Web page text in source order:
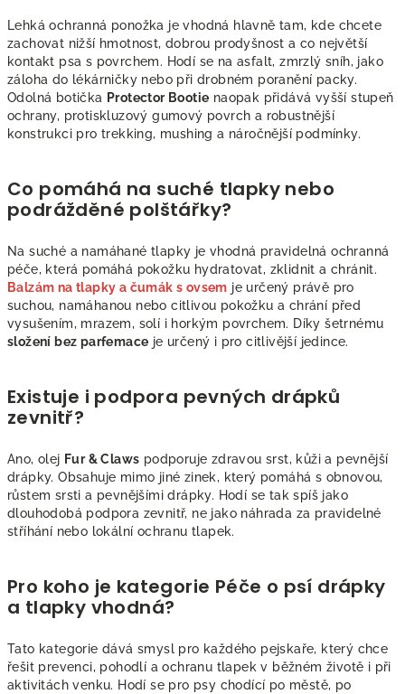
Lehká ochranná ponožka je vhodná hlavně tam, kde chcete
zachovat nižší hmotnost, dobrou prodyšnost a co největší
kontakt psa s povrchem. Hodí se na asfalt, zmrzlý sníh, jako
záloha do lékárničky nebo při drobném poranění packy.
Odolná botička Protector Bootie naopak přidává vyšší stupeň
ochrany, protiskluzový gumový povrch a robustnější
konstrukci pro trekking, mushing a náročnější podmínky.
Co pomáhá na suché tlapky nebo
podrážděné polštářky?
Na suché a namáhané tlapky je vhodná pravidelná ochranná
péče, která pomáhá pokožku hydratovat, zklidnit a chránit.
Balzám na tlapky a čumák s ovsem je určený právě pro
suchou, namáhanou nebo citlivou pokožku a chrání před
vysušením, mrazem, solí i horkým povrchem. Díky šetrnému
složení bez parfemace je určený i pro citlivější jedince.
Existuje i podpora pevných drápků
zevnitř?
Ano, olej Fur & Claws podporuje zdravou srst, kůži a pevnější
drápky. Obsahuje mimo jiné zinek, který pomáhá s obnovou,
růstem srsti a pevnějšími drápky. Hodí se tak spíš jako
dlouhodobá podpora zevnitř, ne jako náhrada za pravidelné
stříhání nebo lokální ochranu tlapek.
Pro koho je kategorie Péče o psí drápky
a tlapky vhodná?
Tato kategorie dává smysl pro každého pejskaře, který chce
řešit prevenci, pohodlí a ochranu tlapek v běžném životě i při
aktivitách venku. Hodí se pro psy chodící po městě, po